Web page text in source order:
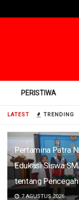
LATEST TRENDING
Pertamina Patra
Edukasi Siswa
tentang
7 AGUSTUS 2026
PERISTIWA